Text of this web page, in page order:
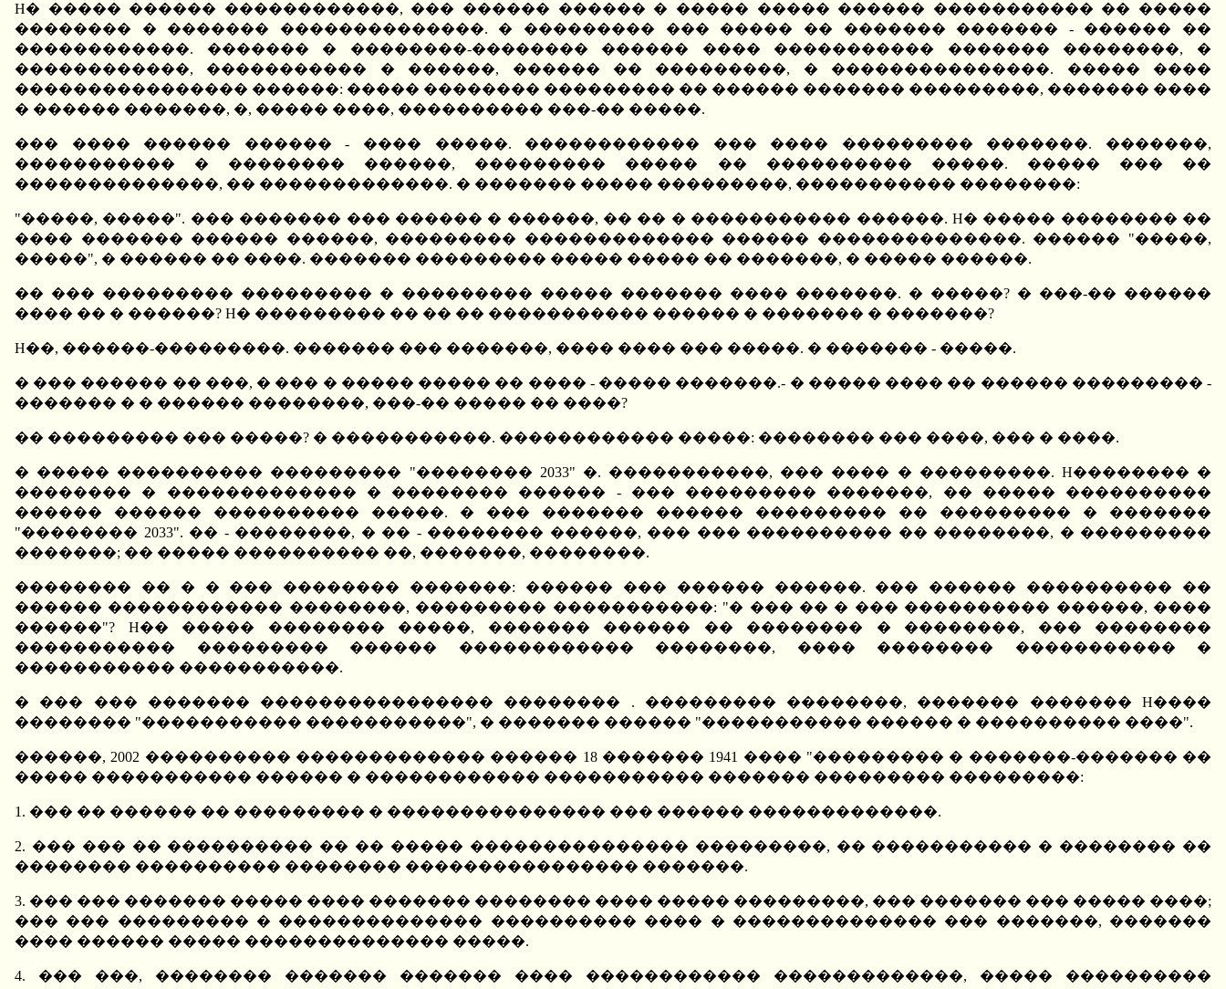
H� ����� ������ ������������, ��� ������ ������ � ����� ����� ������ ����������� �� �����
�������� � ������� ��������������. � ��������� ��� ����� �� ������� ������� - ������ ��
������������. ������� � ��������-�������� ������ ���� ����������� ������� ��������, �
������������, ����������� � ������, ������ �� ���������, � ���������������. ����� ����
���������������� ������: ����� �������� ��������� �� ������ ������� ���������, ������� ����
� ������ �������, �, ����� ����, ���������� ���-�� �����.
��� ���� ������ ������ - ���� �����. ������������ ��� ���� ��������� �������. �������,
����������� � �������� ������, ��������� ����� �� ���������� �����. ����� ��� ��
��������������, �� �������������. � ������� ����� ���������, ����������� ��������:
"�����, �����". ��� ������� ��� ������ � ������, �� �� � ����������� ������. H� ����� �������� ��
���� ������� ������ ������, ��������� ������������� ������ ��������������. ������ "�����,
�����", � ������ �� ����. ������� ��������� ����� ����� �� �������, � ����� ������.
�� ��� ��������� ��������� � ��������� ����� ������� ���� �������. � �����? � ���-�� ������
���� �� � ������? H� ��������� �� �� �� ����������� ������ � ������� � �������?
H��, ������-���������. ������� ��� �������, ���� ���� ��� �����. � ������� - �����.
� ��� ������ �� ���, � ��� � ����� ����� �� ���� - ����� �������.- � ����� ���� �� ������ ��������� -
������� � � ������ ��������, ���-�� ����� �� ����?
�� ��������� ��� �����? � �����������. ������������ �����: �������� ��� ����, ��� � ����.
� ����� ���������� ��������� "�������� 2033" �. �����������, ��� ���� � ���������. H�������� �
�������� � ������������� � �������� ������ - ��� ��������� �������, �� ����� ����������
������ ������ ���������� �����. � ��� ������� ������ ��������� �� ��������� � �������
"�������� 2033". �� - ��������, � �� - �������� ������, ��� ��� ���������� �� ��������, � ���������
�������; �� ����� ���������� ��, �������, ��������.
�������� �� � � ��� �������� �������: ������ ��� ������ ������. ��� ������ ���������� ��
������ ������������ ��������, ��������� �����������: "� ��� �� � ��� ���������� ������, ����
������"? H�� ����� �������� �����, ������� ������ �� �������� � ��������, ��� ��������
����������� ��������� ������ ������������ ��������, ���� �������� ����������� �
����������� �����������.
� ��� ��� ������� ���������������� �������� . ��������� ��������, ������� ������� H����
�������� "����������� �����������", � ������� ������ "����������� ������ � ���������� ����".
������, 2002 ���������� ������������� ������ 18 ������� 1941 ���� "��������� � �������-������� ��
����� ����������� ������ � ������������ ����������� ������� ��������� ���������:
1. ��� �� ������ �� ��������� � ��������������� ��� ������ �������������.
2. ��� ��� �� ���������� �� �� ����� ��������������� ���������, �� ����������� � �������� ��
�������� ���������� �������� ���������������� �������.
3. ��� ��� ������� ����� ���� ������� �������� ���� ����� ���������, ��� ������� ��� ����� ����;
��� ��� ��������� � �������������� ���������� ���� � �������������� ��� �������, �������
���� ������ ����� �������������� �����.
4. ��� ���, �������� ������� ������� ���� ������������ �������������, ����� ����������